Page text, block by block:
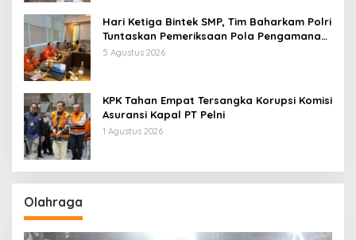
Hari Ketiga Bintek SMP, Tim Baharkam Polri
Tuntaskan Pemeriksaan Pola Pengamanan
Pertamina Patra Niaga Jabar
5 Agustus 2026
KPK Tahan Empat Tersangka Korupsi Komisi
Asuransi Kapal PT Pelni
1 Agustus 2026
Olahraga